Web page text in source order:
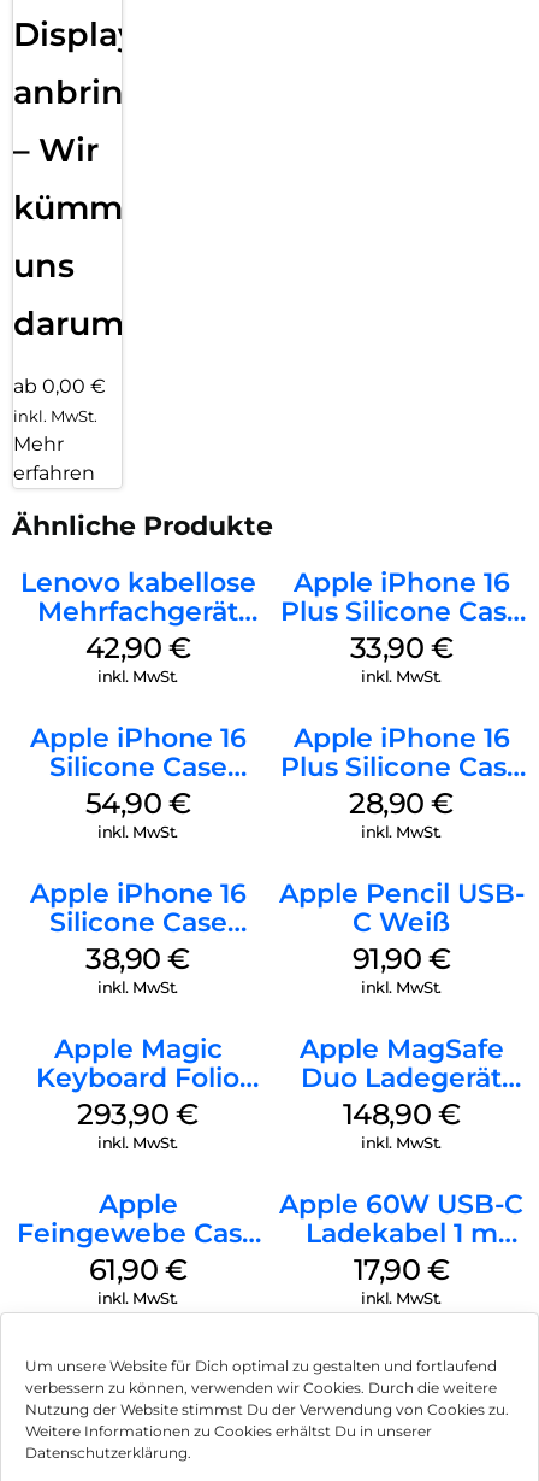
Um unsere Website für Dich optimal zu gestalten und fortlaufend
verbessern zu können, verwenden wir Cookies. Durch die weitere
Nutzung der Website stimmst Du der Verwendung von Cookies zu.
Weitere Informationen zu Cookies erhältst Du in unserer
Datenschutzerklärung.
Displayfolie
anbringen
– Wir
kümmern
uns
darum!
ab 0,00 €
inkl. MwSt.
Mehr
erfahren
Ähnliche Produkte
Lenovo kabellose
Mehrfachgerät
Luna Grey
42,90 €
inkl. MwSt.
Apple iPhone 16
Plus Silicone Case
MagSafe Lake
Green
33,90 €
inkl. MwSt.
Apple iPhone 16
Silicone Case
MagSafe Lake
Green
54,90 €
inkl. MwSt.
Apple iPhone 16
Plus Silicone Case
MagSafe Black
28,90€
inkl. MwSt.
Apple iPhone 16
Silicone Case
MagSafe
Ultramarine
38,90€
inkl. MwSt.
Apple Pencil USB-
C Weiß
91,90 €
inkl. MwSt.
Apple Magic
Keyboard Folio
iPad 10.9″ (10.Gen.)
Weiß
293,90€
inkl. MwSt.
Apple MagSafe
Duo Ladegerät
Weiß
148,90 €
inkl. MwSt.
Apple
Feingewebe Case
iPhone 15 Pro
MagSafe Schwarz
61,90 €
inkl. MwSt.
Apple 60W USB-C
Ladekabel 1 m
Weiß
17,90 €
inkl. MwSt.
Impressum